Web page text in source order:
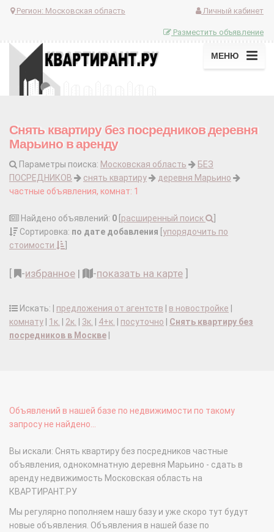
Регион: Московская область Личный кабинет
Разместить объявление
МЕНЮ
Снять квартиру без посредников деревня
Марьино в аренду
Параметры поиска: Московская область
БЕЗ
ПОСРЕДНИКОВ
снять квартиру
деревня Марьино
частные объявления, комнат: 1
Найдено объявлений: 0 расширенный поиск
Сортировка: по дате добавления упорядочить по
стоимости
-избранное | -показать на карте
Искать: | предложения от агентств в новостройке
комнату
1к. 2к. 3к. 4+к. посуточно
Снять квартиру без
посредников в Москве
Объявлений в нашей базе по недвижимости по такому
запросу не найдено...
Вы искали: Снять квартиру без посредников частные
объявления, однокомнатную деревня Марьино - сдать в
аренду недвижимость Московская область на
КВАРТИРАНТ.РУ
Мы регулярно пополняем нашу базу и уже скоро тут будут
новые объявления. Объявления в нашей базе по